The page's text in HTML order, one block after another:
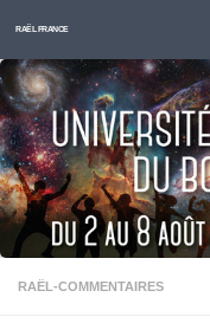
Skip to content
RAËL FRANCE
RAËL-COMMENTAIRES